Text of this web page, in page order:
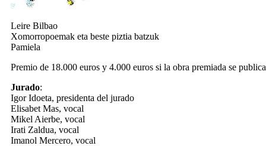
Leire Bilbao
Xomorropoemak eta beste piztia batzuk
Pamiela
Premio de 18.000 euros y 4.000 euros si la obra premiada se
Jurado:
Igor Idoeta, presidenta del jurado
Elisabet Mas, vocal
Mikel Aierbe, vocal
Irati Zaldua, vocal
Imanol Mercero, vocal